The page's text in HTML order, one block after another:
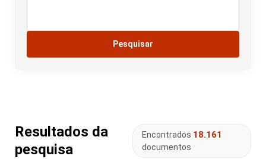
Resultados da
pesquisa
Encontrados 18.161
documentos